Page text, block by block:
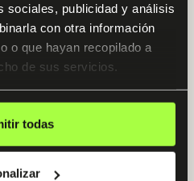
sociales, publicidad y análisis
con otra información
o que hayan recopilado a
de sus servicios.
todas
controllers, inversores y
su productividad,
y previsiones de
inversión profesionales
del mundo. Sin tocar una